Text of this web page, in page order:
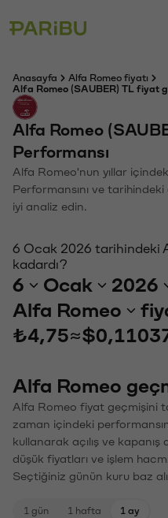
Anasayfa
Alfa Romeo fiyatı
Alfa Romeo (SAUBER) TL fiyat
Alfa Romeo
Performansı
Alfa Romeo'nun yıllar
Performansını ve
iyi analiz edin.
6 Ocak 2026 tarihindeki
kadardı?
6 Ocak 2026
Alfa Romeo
₺4,75≈
Alfa Romeo
Alfa Romeo fiyat geçmişini
zaman içindeki
kullanarak açılış ve
düşük fiyatları ve işlem
Seçtiğiniz günün kuru baz
1 gün 1 hafta 1 ay